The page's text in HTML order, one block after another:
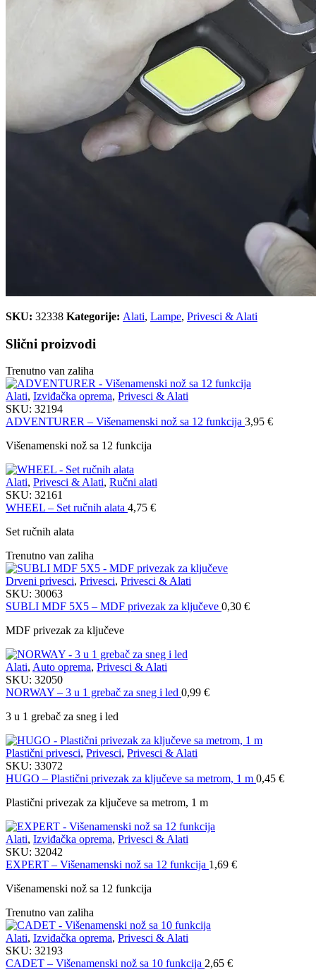
SKU: 32338 Kategorije: Alati, Lampe, Privesci & Alati
Slični proizvodi
Trenutno van zaliha
Alati, Izviđačka oprema, Privesci & Alati
SKU: 32194
ADVENTURER – Višenamenski nož sa 12 funkcija 3,95 €
Višenamenski nož sa 12 funkcija
Alati, Privesci & Alati, Ručni alati
SKU: 32161
WHEEL – Set ručnih alata 4,75 €
Set ručnih alata
Trenutno van zaliha
Drveni privesci, Privesci, Privesci & Alati
SKU: 30063
SUBLI MDF 5X5 – MDF privezak za ključeve 0,30 €
MDF privezak za ključeve
Alati, Auto oprema, Privesci & Alati
SKU: 32050
NORWAY – 3 u 1 grebač za sneg i led 0,99 €
3 u 1 grebač za sneg i led
Plastični privesci, Privesci, Privesci & Alati
SKU: 33072
HUGO – Plastični privezak za ključeve sa metrom, 1 m 0,45 €
Plastični privezak za ključeve sa metrom, 1 m
Alati, Izviđačka oprema, Privesci & Alati
SKU: 32042
EXPERT – Višenamenski nož sa 12 funkcija 1,69 €
Višenamenski nož sa 12 funkcija
Trenutno van zaliha
Alati, Izviđačka oprema, Privesci & Alati
SKU: 32193
CADET – Višenamenski nož sa 10 funkcija 2,65 €